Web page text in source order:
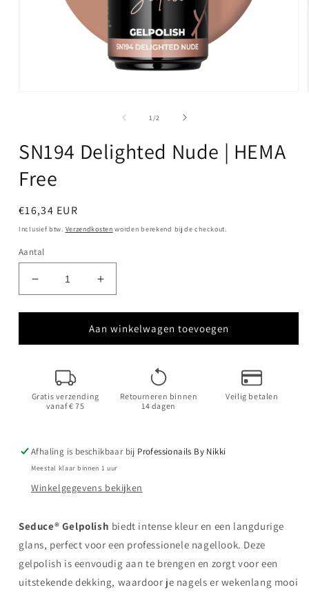
1/van
2
SN194 Delighted Nude | HEMA
Free
Normale
prijs
€16,34 EUR
Inclusief btw. Verzendkosten worden berekend bij de checkout.
Aantal
Aantal
verlagen
voor
Delighted
HEMA
Free
Aantal
verhogen
voor
SN194
Delighted
Free
Aan winkelwagen toevoegen
Gratis verzending
vanaf € 75
Retourneren binnen
14 dagen
Veilig betalen
Afhaling is beschikbaar bij Professionails By Nikki
Meestal klaar binnen 1 uur
Winkelgegevens bekijken
Seduce® Gelpolish biedt intense kleur en een langdurige
glans, perfect voor een professionele nagellook. Deze
gelpolish is eenvoudig aan te brengen en zorgt voor een
uitstekende dekking, waardoor je nagels er wekenlang mooi